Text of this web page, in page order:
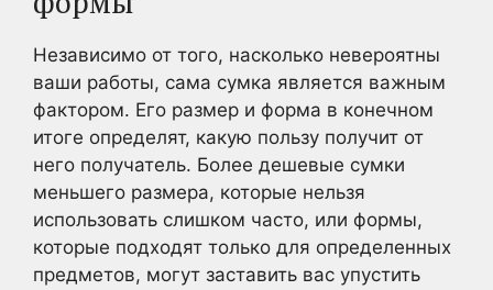
Независимо от того, насколько невероятны
ваши работы, сама сумка является важным
фактором. Его размер и форма в конечном
итоге определят, какую пользу получит от
него получатель. Более дешевые сумки
меньшего размера, которые нельзя
использовать слишком часто, или формы,
которые подходят только для определенных
предметов, могут заставить вас упустить